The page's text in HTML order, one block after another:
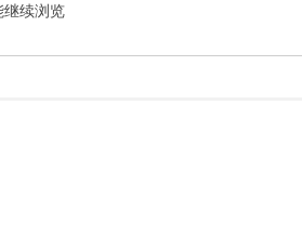
继续浏览